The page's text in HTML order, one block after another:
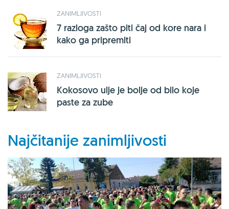
ZANIMLJIVOSTI
7 razloga zašto piti čaj od kore nara i
kako ga pripremiti
ZANIMLJIVOSTI
Kokosovo ulje je bolje od bilo koje
paste za zube
Najčitanije zanimljivosti